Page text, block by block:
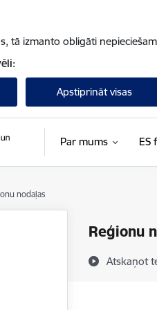
tā izmanto obligāti
Apstiprināt visas
Par mums ES
nodaļas
Reģionu
Atskaņot